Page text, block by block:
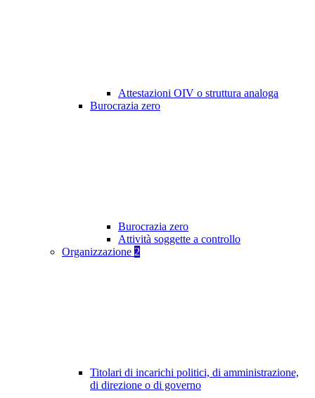
Attestazioni OIV o struttura analoga
Burocrazia zero
Burocrazia zero
Attività soggette a controllo
Organizzazione 2
Titolari di incarichi politici, di amministrazione,
di direzione o di governo